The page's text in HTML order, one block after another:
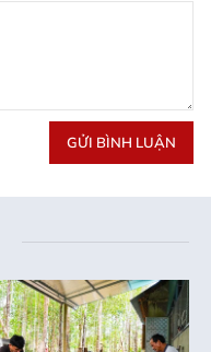
GỬI BÌNH LUẬN